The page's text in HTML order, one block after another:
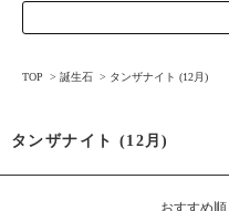
TOP > 誕生石 > タンザナイト (12月)
タンザナイト (12月)
おすすめ順